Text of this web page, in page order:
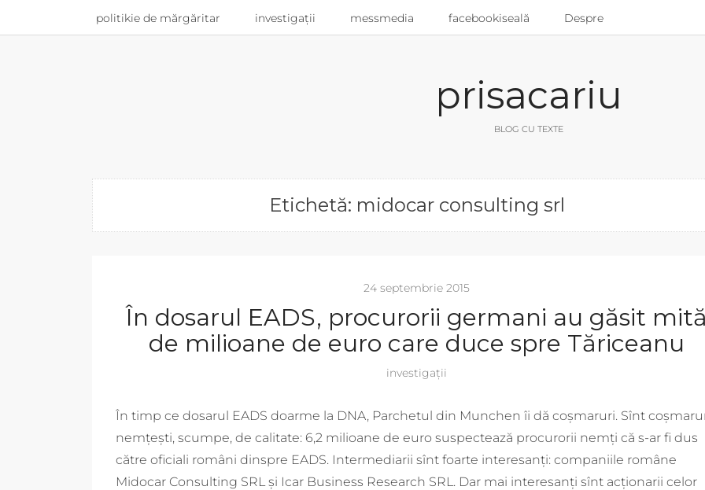
politikie de mărgăritar investigații messmedia facebookiseală Despre
prisacariu
BLOG CU TEXTE
Etichetă: midocar consulting srl
24 septembrie 2015
În dosarul EADS, procurorii germani au găsit
de milioane de euro care duce spre Tăriceanu
investigații
În timp ce dosarul EADS doarme la DNA, Parchetul din Munchen îi dă coșmaruri. Sînt
nemțești, scumpe, de calitate: 6,2 milioane de euro suspectează procurorii nemți că s-ar fi dus
către oficiali români dinspre EADS. Intermediarii sînt foarte interesanți: companiile române
Midocar Consulting SRL și Icar Business Research SRL. Dar mai interesanți sînt acționarii celor